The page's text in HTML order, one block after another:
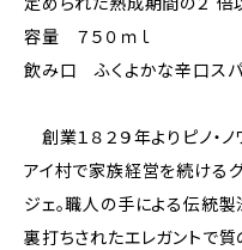
容量 ７５０ｍｌ
飲み口 ふくよかな辛口ス
創業１８２９年よりピノ・
アイ村で家族経営を続けるグ
ジェ。職人の手による伝統
裏打ちされたエレガントで